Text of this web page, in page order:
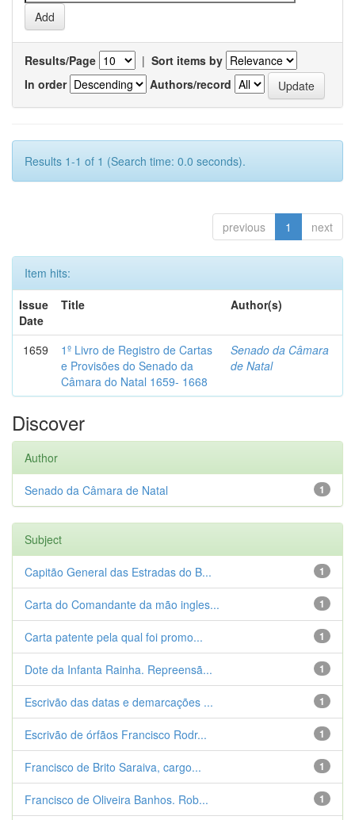
Results/Page | Sort items by
In order
Authors/record
Results 1-1 of 1 (Search time: 0.0 seconds).
previous 1 next
Item hits:
Issue
Date
Title Author(s)
1659
1º Livro de Registro de Cartas
e Provisões do Senado da
Câmara do Natal 1659- 1668
Senado da Câmara
de Natal
Discover
Author
1
Senado da Câmara de Natal
Subject
1
Capitão General das Estradas do B...
1
Carta do Comandante da mão ingles...
1
Carta patente pela qual foi promo...
1
Dote da Infanta Rainha. Repreensã...
1
Escrivão das datas e demarcações ...
1
Escrivão de órfãos Francisco Rodr...
1
Francisco de Brito Saraiva, cargo...
1
Francisco de Oliveira Banhos. Rob...